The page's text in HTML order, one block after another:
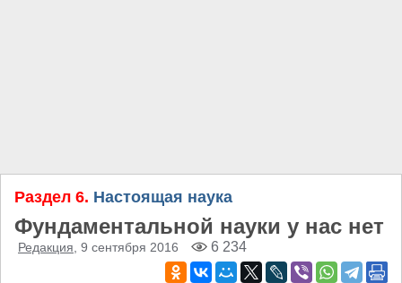
Раздел 6. Настоящая наука
Фундаментальной науки у нас нет
Редакция , 9 сентября 2016 6 234